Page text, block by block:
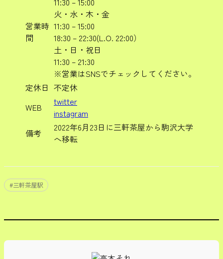
営業時
間
火・水・木・金
11:30 – 15:00
18:30 – 22:30(L.O. 22:00）
土・日・祝日
11:30 – 21:30
※営業はSNSでチェックしてください。
定休日 不定休
WEB
twitter
instagram
備考
2022年6月23日に三軒茶屋から駒沢大学
へ移転
#三軒茶屋駅